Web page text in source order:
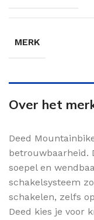
MERK
Over het
Deed
betrouwbaarheid.
soepel en
schakelsysteem
schakelen, zelfs
Deed kies je voor